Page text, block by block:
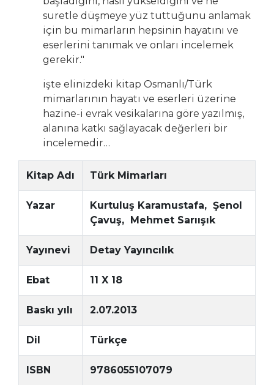
suretle düşmeye yüz tuttuğunu anlamak
için bu mimarların hepsinin hayatını ve
eserlerini tanımak ve onları incelemek
gerekir."
işte elinizdeki kitap Osmanlı/Türk
mimarlarının hayatı ve eserleri üzerine
hazine-i evrak vesikalarına göre yazılmış,
alanına katkı sağlayacak değerleri bir
incelemedir…
Kitap Adı Türk Mimarları
Yazar
Kurtuluş Karamustafa, Şenol
Çavuş, Mehmet Sarıışık
Yayınevi Detay Yayıncılık
Ebat 11 X 18
Baskı yılı 2.07.2013
Dil Türkçe
ISBN 9786055107079